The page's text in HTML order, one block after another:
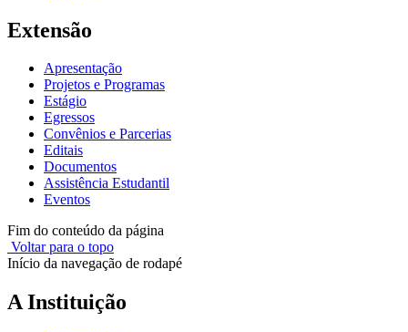
Extensão
Apresentação
Projetos e Programas
Estágio
Egressos
Convênios e Parcerias
Editais
Documentos
Assistência Estudantil
Eventos
Fim do conteúdo da página
Voltar para o topo
Início da navegação de rodapé
A Instituição